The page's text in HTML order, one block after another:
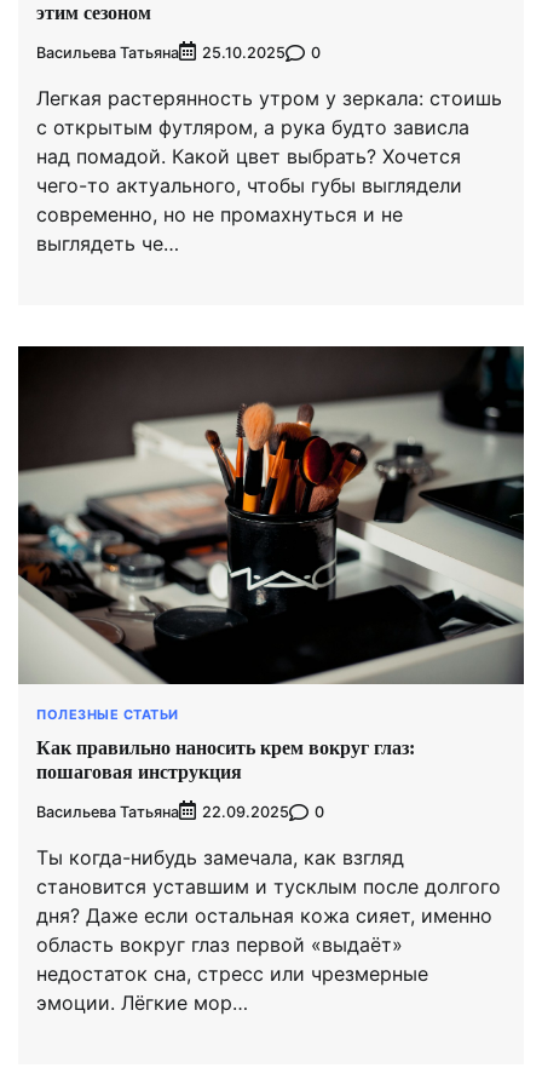
этим сезоном
Васильева Татьяна 25.10.2025 0
Легкая растерянность утром у зеркала: стоишь
с открытым футляром, а рука будто зависла
над помадой. Какой цвет выбрать? Хочется
чего-то актуального, чтобы губы выглядели
современно, но не промахнуться и не
выглядеть че…
ПОЛЕЗНЫЕ СТАТЬИ
Как правильно наносить крем вокруг глаз:
пошаговая инструкция
Васильева Татьяна 22.09.2025 0
Ты когда-нибудь замечала, как взгляд
становится уставшим и тусклым после долгого
дня? Даже если остальная кожа сияет, именно
область вокруг глаз первой «выдаёт»
недостаток сна, стресс или чрезмерные
эмоции. Лёгкие мор…